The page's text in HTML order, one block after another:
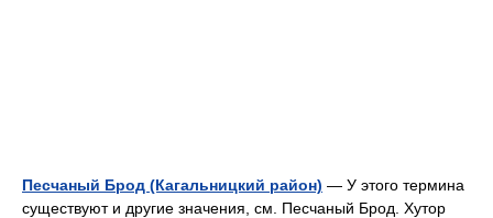
Песчаный Брод (Кагальницкий район) — У этого термина
существуют и другие значения, см. Песчаный Брод. Хутор